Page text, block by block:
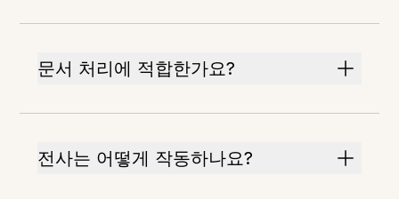
문서 처리에 적합한가요?
전사는 어떻게 작동하나요?